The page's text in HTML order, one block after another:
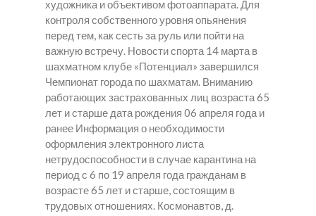
художника и объективом фотоаппарата. Для
контроля собственного уровня опьянения
перед тем, как сесть за руль или пойти на
важную встречу. Новости спорта 14 марта в
шахматном клубе «Потенциал» завершился
Чемпионат города по шахматам. Вниманию
работающих застрахованных лиц возраста 65
лет и старше дата рождения 06 апреля года и
ранее Информация о необходимости
оформления электронного листа
нетрудоспособности в случае карантина на
период с 6 по 19 апреля года гражданам в
возрасте 65 лет и старше, состоящим в
трудовых отношениях. Космонавтов, д.